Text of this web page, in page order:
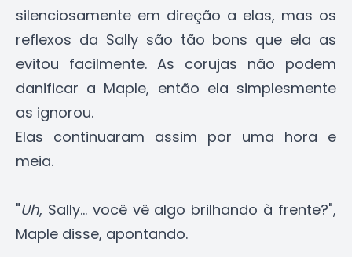
silenciosamente em direção a elas, mas os
reflexos da Sally são tão bons que ela as
evitou facilmente. As corujas não podem
danificar a Maple, então ela simplesmente
as ignorou.
Elas continuaram assim por uma hora e
meia.
"Uh, Sally... você vê algo brilhando à frente?",
Maple disse, apontando.